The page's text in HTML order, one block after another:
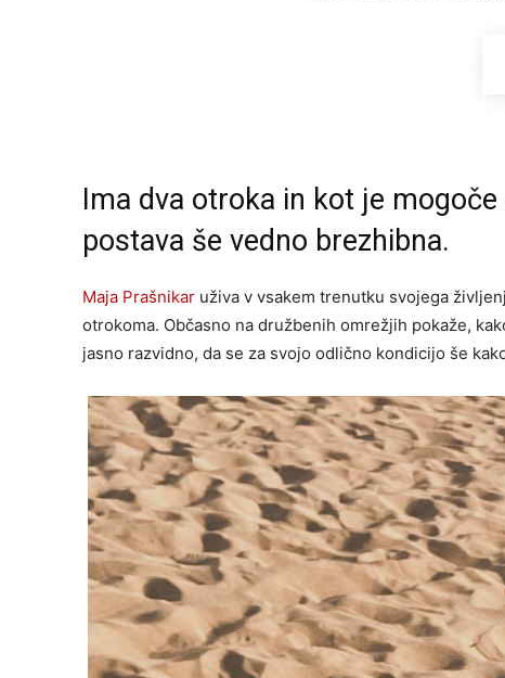
Ima dva otroka in kot je
postava še vedno brezhibna.
Maja Prašnikar uživa v vsakem trenutku svojega
otrokoma. Občasno na družbenih omrežjih pokaže,
jasno razvidno, da se za svojo odlično kondicijo še